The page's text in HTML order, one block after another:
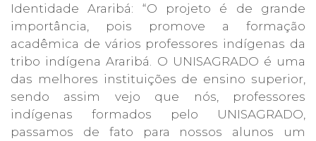
Identidade Araribá: “O projeto é de grande
importância, pois promove a formação
acadêmica de vários professores indígenas da
tribo indígena Araribá. O UNISAGRADO é uma
das melhores instituições de ensino superior,
sendo assim vejo que nós, professores
indígenas formados pelo UNISAGRADO,
passamos de fato para nossos alunos um